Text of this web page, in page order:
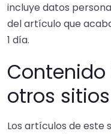
incluye datos
del artículo que
1 día.
otros
Los artículos de este